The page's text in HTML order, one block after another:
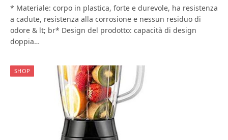
* Materiale: corpo in plastica, forte e durevole, ha resistenza
a cadute, resistenza alla corrosione e nessun residuo di
odore & lt; br* Design del prodotto: capacità di design
doppia…
SHOP